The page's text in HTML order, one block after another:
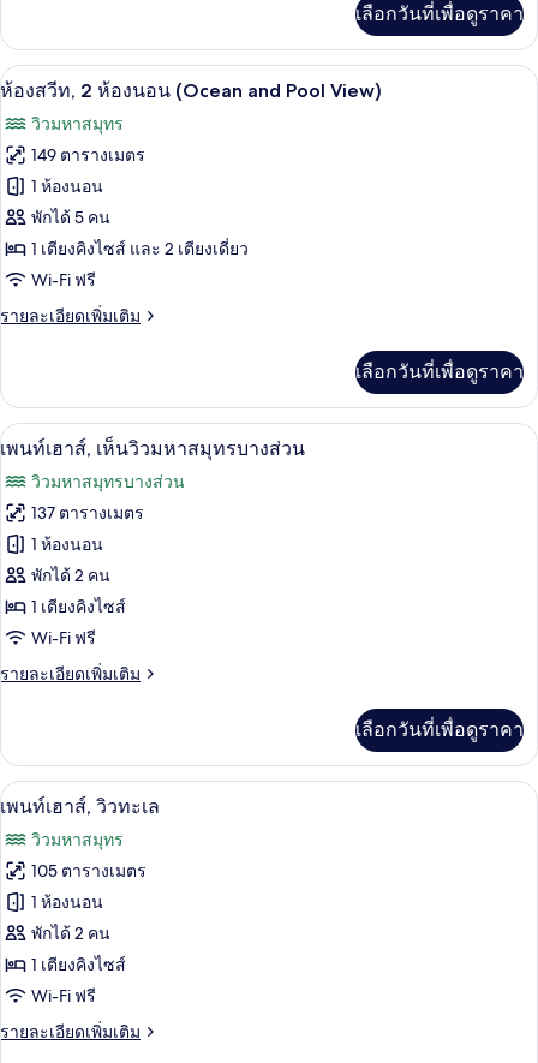
1
ห้อง
นอน,
ริม
ทะเล
เกี่ยว
กับ
ห้อง
ลัก
ซ์
สวี
ท,
ห้อง
นอน,
ริม
เลือกวันที่เพื่อดูราคา
เปิด
ภาพถ่าย
ทั้งหมด
ของ
ห้อง
สวีท,
2
ห้อง
and
Pool
เครื่องนอนระดับพรีเมียม, มินิบาร์, ตู้นิ
5
ห้องสวีท, 2 ห้องนอน (Ocean and Pool View)
วิวมหาสมุทร
149 ตารางเมตร
1 ห้องนอน
พักได้ 5 คน
1 เตียงคิงไซส์ และ 2 เตียงเดี่ยว
Wi-Fi ฟรี
รายละเอียดเพิ่มเติม
ราย
เกี่ยว
กับ
ห้อง
ท,
2
ห้อง
นอน
(Ocean
and
Pool
View)
เลือกวันที่เพื่อดูราคา
เปิด
ภาพถ่าย
ทั้งหมด
ของ
เพ
นท์
เฮา
ส์,
วิว
มหาสมุทร
บาง
ส่วน
เครื่องนอนระดับพรีเมียม, มินิบาร์, ตู้นิ
12
เพนท์เฮาส์, เห็นวิวมหาสมุทรบางส่วน
วิวมหาสมุทรบางส่วน
137 ตารางเมตร
1 ห้องนอน
พักได้ 2 คน
1 เตียงคิงไซส์
Wi-Fi ฟรี
รายละเอียดเพิ่มเติม
ราย
เกี่ยว
กับ
เพ
เฮา
ส์,
เห็น
วิว
มหาสมุทร
บาง
ส่วน
เลือกวันที่เพื่อดูราคา
เปิด
ภาพถ่าย
ทั้งหมด
ของ
เพ
นท์
เฮา
ส์,
เพนท์เฮาส์, วิวทะเล | เครื่องนอนระดั
17
เพนท์เฮาส์, วิวทะเล
วิวมหาสมุทร
105 ตารางเมตร
1 ห้องนอน
พักได้ 2 คน
1 เตียงคิงไซส์
Wi-Fi ฟรี
รายละเอียดเพิ่มเติม
ราย